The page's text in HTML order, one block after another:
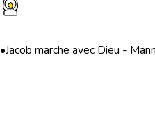
•Jacob marche avec Dieu -